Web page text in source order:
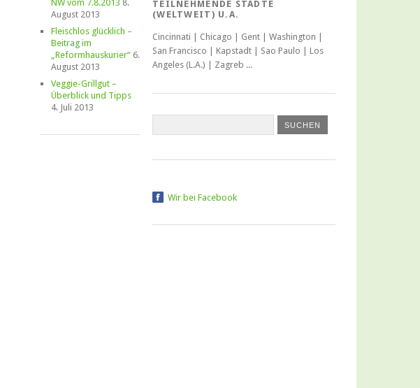
NW vom 7.8.2013 8.
August 2013
Fleischlos glücklich –
Beitrag im
„Reformhauskurier“ 6.
August 2013
Veggie-Grillgut –
Überblick und Tipps
4. Juli 2013
TEILNEHMENDE STÄDTE
(WELTWEIT) U.A.
Cincinnati | Chicago | Gent | Washington |
San Francisco | Kapstadt | Sao Paulo | Los
Angeles (L.A.) | Zagreb ...
Wir bei Facebook